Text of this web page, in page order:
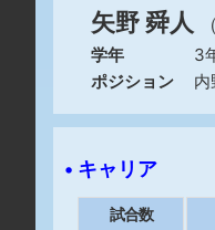
矢野 舜人
学年 3
ポジション
内
• キャリア
試合数